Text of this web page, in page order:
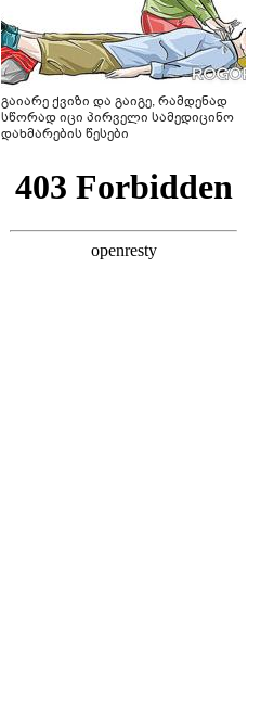
გაიარე ქვიზი და გაიგე, რამდენად
სწორად იცი პირველი სამედიცინო
დახმარების წესები